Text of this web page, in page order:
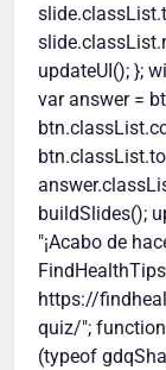
updateUI(); };
var answer =
buildSlides();
"¡Acabo de
https://
quiz/";
(typeof